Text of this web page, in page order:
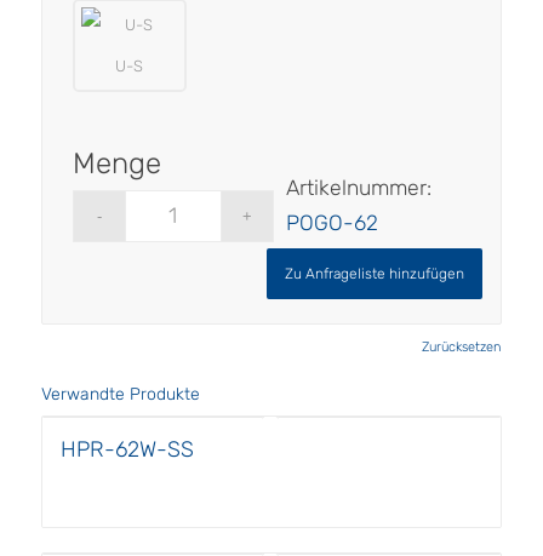
U-S
Zurücksetzen
Zu Anfrageliste hinzufügen
Artikelnummer:
POGO-62
Verwandte Produkte
HPR-62W-SS